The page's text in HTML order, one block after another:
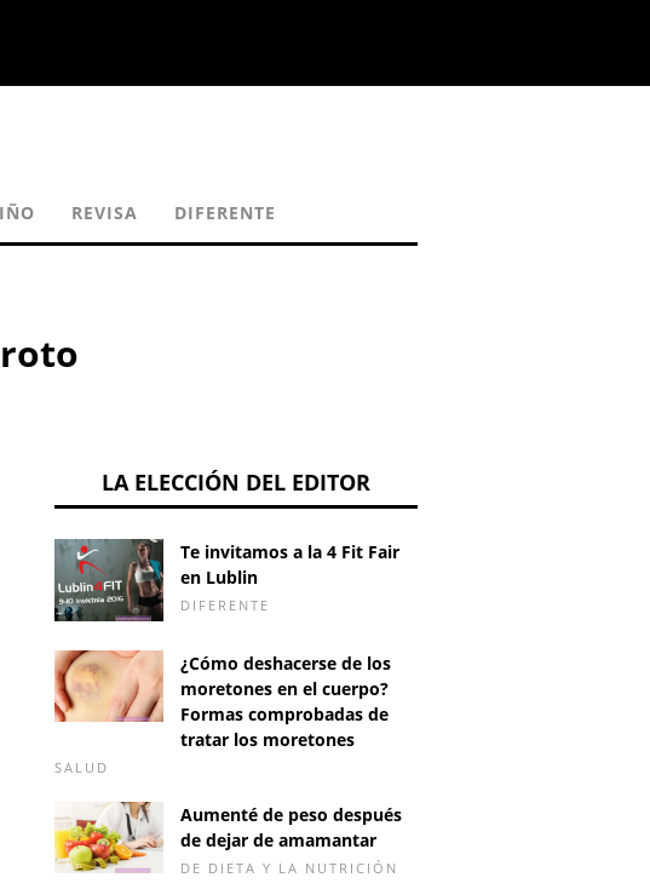
REVISA DIFERENTE
LA ELECCIÓN DEL EDITOR
Te invitamos a la 4 Fit Fair
en Lublin
DIFERENTE
¿Cómo deshacerse de los
moretones en el cuerpo?
Formas comprobadas de
tratar los moretones
SALUD
Aumenté de peso después
de dejar de amamantar
DE DIETA Y LA NUTRICIÓN